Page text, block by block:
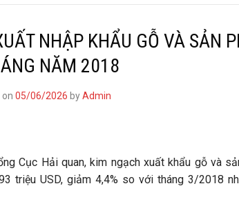
NHẬP KHẨU GỖ VÀ SẢN
NĂM 2018
on 05/06/2026 byAdmin
Cục Hải quan, kim ngạch xuất khẩu gỗ và
triệu USD, giảm 4,4% so với tháng 3/2018